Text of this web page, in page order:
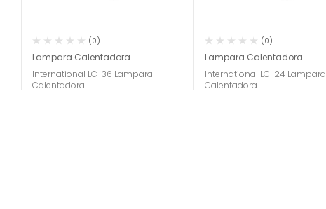
(0)
Lampara Calentadora
International LC-36 Lampara
Calentadora
(0)
Lampara Calentadora
International LC-24 Lampara
Calentadora